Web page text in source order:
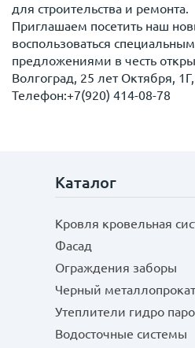
для строительства и ремонта.
Приглашаем посетить наш
воспользоваться
предложениями в честь
Волгоград, 25 лет Октября,
Телефон:+7(920) 414-08-78
Каталог
Кровля кровельная
Фасад
Ограждения заборы
Черный металлопрокат
Утеплители гидро
Водосточные системы